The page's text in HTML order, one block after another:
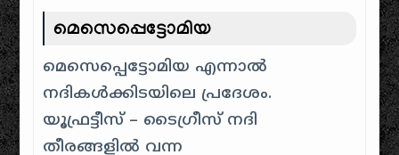
മെസെപ്പെട്ടോമിയ
മെസെപ്പെട്ടോമിയ എന്നാൽ
നദികൾക്കിടയിലെ പ്രദേശം.
യൂഫ്രട്ടീസ് – ടൈഗ്രീസ് നദി
തീരങ്ങളിൽ വന്ന